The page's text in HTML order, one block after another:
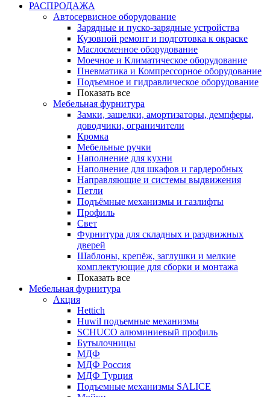
РАСПРОДАЖА
Автосервисное оборудование
Зарядные и пуско-зарядные устройства
Кузовной ремонт и подготовка к окраске
Маслосменное оборудование
Моечное и Климатическое оборудование
Пневматика и Компрессорное оборудование
Подъемное и гидравлическое оборудование
Показать все
Мебельная фурнитура
Замки, защелки, амортизаторы, демпферы,
доводчики, ограничители
Кромка
Мебельные ручки
Наполнение для кухни
Наполнение для шкафов и гардеробных
Направляющие и системы выдвижения
Петли
Подъёмные механизмы и газлифты
Профиль
Свет
Фурнитура для складных и раздвижных
дверей
Шаблоны, крепёж, заглушки и мелкие
комплектующие для сборки и монтажа
Показать все
Мебельная фурнитура
Акция
Hettich
Huwil подъемные механизмы
SCHUCO алюминиевый профиль
Бутылочницы
МДФ
МДФ Россия
МДФ Турция
Подъемные механизмы SALICE